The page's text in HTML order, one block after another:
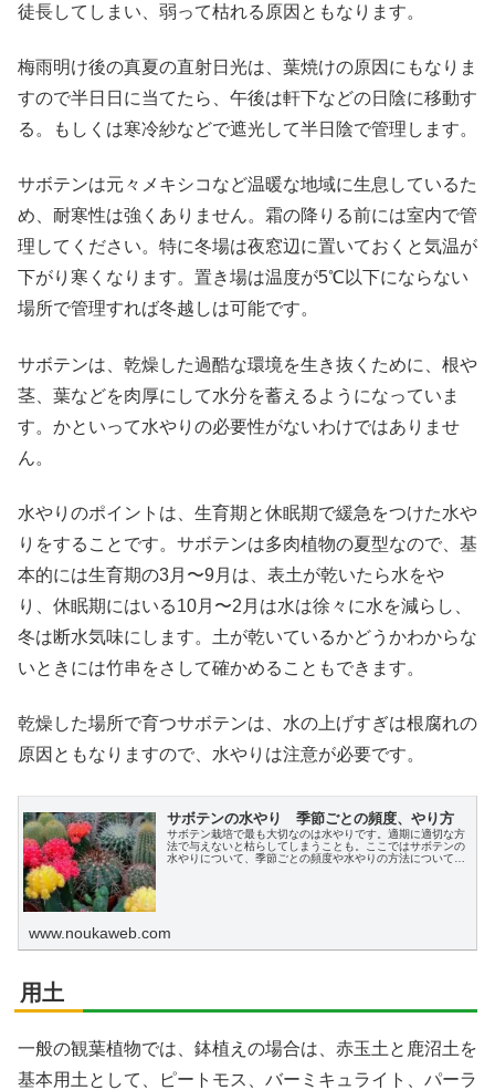
徒長してしまい、弱って枯れる原因ともなります。
梅雨明け後の真夏の直射日光は、葉焼けの原因にもなりま
すので半日日に当てたら、午後は軒下などの日陰に移動す
る。もしくは寒冷紗などで遮光して半日陰で管理します。
サボテンは元々メキシコなど温暖な地域に生息しているた
め、耐寒性は強くありません。霜の降りる前には室内で管
理してください。特に冬場は夜窓辺に置いておくと気温が
下がり寒くなります。置き場は温度が5℃以下にならない
場所で管理すれば冬越しは可能です。
サボテンは、乾燥した過酷な環境を生き抜くために、根や
茎、葉などを肉厚にして水分を蓄えるようになっていま
す。かといって水やりの必要性がないわけではありませ
ん。
水やりのポイントは、生育期と休眠期で緩急をつけた水や
りをすることです。サボテンは多肉植物の夏型なので、基
本的には生育期の3月〜9月は、表土が乾いたら水をや
り、休眠期にはいる10月〜2月は水は徐々に水を減らし、
冬は断水気味にします。土が乾いているかどうかわからな
いときには竹串をさして確かめることもできます。
乾燥した場所で育つサボテンは、水の上げすぎは根腐れの
原因ともなりますので、水やりは注意が必要です。
サボテンの水やり 季節ごとの頻度、やり方
サボテン栽培で最も大切なのは水やりです。適期に適切な方
法で与えないと枯らしてしまうことも。ここではサボテンの
水やりについて、季節ごとの頻度や水やりの方法についてわ
www.noukaweb.com
用土
一般の観葉植物では、鉢植えの場合は、赤玉土と鹿沼土を
基本用土として、ピートモス、バーミキュライト、パーラ
LinkedIn